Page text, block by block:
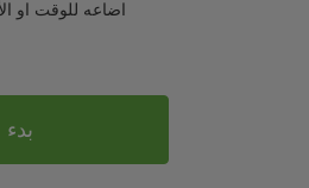
اضاعه للوقت او
بدء